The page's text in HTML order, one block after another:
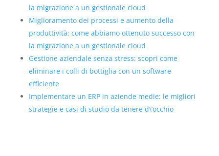
la migrazione a un gestionale cloud
Miglioramento dei processi e aumento della
produttività: come abbiamo ottenuto successo con
la migrazione a un gestionale cloud
Gestione aziendale senza stress: scopri come
eliminare i colli di bottiglia con un software
efficiente
Implementare un ERP in aziende medie: le migliori
strategie e casi di studio da tenere d\’occhio